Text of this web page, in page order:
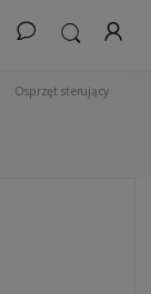
Osprzęt sterujący